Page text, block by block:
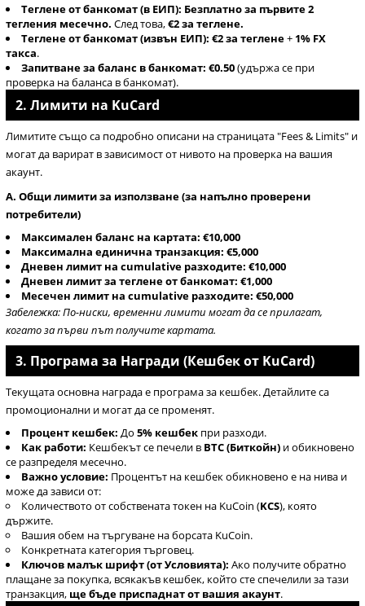
Теглене от банкомат (в ЕИП): Безплатно за първите 2
тегления месечно. След това,€2 за теглене.
Теглене от банкомат (извън ЕИП): €2 за теглене+ 1% FX
такса.
Запитване за баланс в банкомат: €0.50(удържа се при
проверка на баланса в банкомат).
2. Лимити на KuCard
Лимитите също са подробно описани на страницата "Fees & Limits" и
могат да варират в зависимост от нивото на проверка на вашия
акаунт.
A. Общи лимити за използване (за напълно проверени
потребители)
Максимален баланс на картата: €10,000
Максимална единична транзакция: €5,000
Дневен лимит на cumulative разходите: €10,000
Дневен лимит за теглене от банкомат: €1,000
Месечен лимит на cumulative разходите: €50,000
Забележка: По-ниски, временни лимити могат да се прилагат,
когато за първи път получите картата.
3. Програма за Награди (Кешбек от KuCard)
Текущата основна награда е програма за кешбек. Детайлите са
промоционални и могат да се променят.
Процент кешбек: До5% кешбек при разходи.
Как работи: Кешбекът се печели в BTC (Биткойн) и обикновено
се разпределя месечно.
Важно условие: Процентът на кешбек обикновено е на нива и
може да зависи от:
Количеството от собствената токен на KuCoin (KCS), която
държите.
Вашия обем на търгуване на борсата KuCoin.
Конкретната категория търговец.
Ключов малък шрифт (от Условията): Ако получите обратно
плащане за покупка, всякакъв кешбек, който сте спечелили за тази
транзакция, ще бъде приспаднат от вашия акаунт.